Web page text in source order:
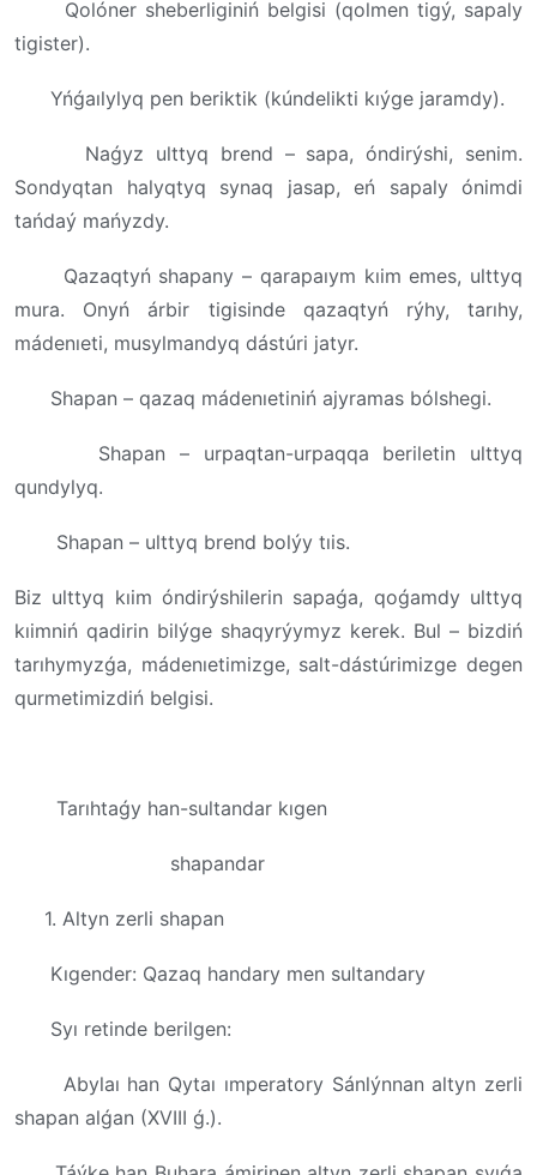
Qolóner sheberliginiń belgisi (qolmen tigý, sapaly
tigister).
Yńǵaılylyq pen beriktik (kúndelikti kıýge jaramdy).
Naǵyz ulttyq brend – sapa, óndirýshi, senim.
Sondyqtan halyqtyq synaq jasap, eń sapaly ónimdi
tańdaý mańyzdy.
Qazaqtyń shapany – qarapaıym kıim emes, ulttyq
mura. Onyń árbir tigisinde qazaqtyń rýhy, tarıhy,
mádenıeti, musylmandyq dástúri jatyr.
Shapan – qazaq mádenıetiniń ajyramas bólshegi.
Shapan – urpaqtan-urpaqqa beriletin ulttyq
qundylyq.
Shapan – ulttyq brend bolýy tıis.
Biz ulttyq kıim óndirýshilerin sapaǵa, qoǵamdy ulttyq
kıimniń qadirin bilýge shaqyrýymyz kerek. Bul – bizdiń
tarıhymyzǵa, mádenıetimizge, salt-dástúrimizge degen
qurmetimizdiń belgisi.
Tarıhtaǵy han-sultandar kıgen
shapandar
1. Altyn zerli shapan
Kıgender: Qazaq handary men sultandary
Syı retinde berilgen:
Abylaı han Qytaı ımperatory Sánlýnnan altyn zerli
shapan alǵan (XVIII ǵ.).